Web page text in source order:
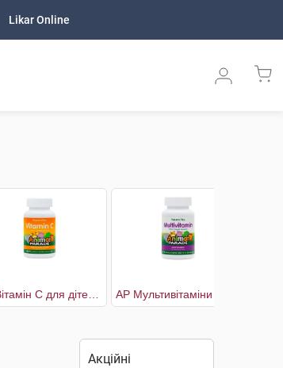
Likar Online